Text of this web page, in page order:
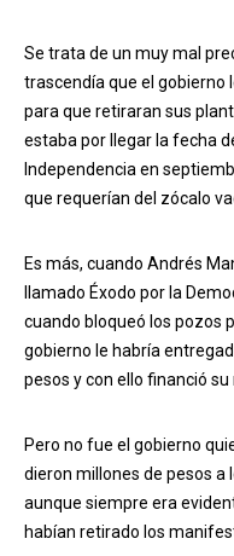
Se trata de un muy mal
trascendía que el gobierno
para que retiraran sus
estaba por llegar la fecha
Independencia en
que requerían del zócalo
Es más, cuando Andrés
llamado Éxodo por la
cuando bloqueó los pozos
gobierno le habría
pesos y con ello financió su
Pero no fue el gobierno
dieron millones de pesos a
aunque siempre era
habían retirado los